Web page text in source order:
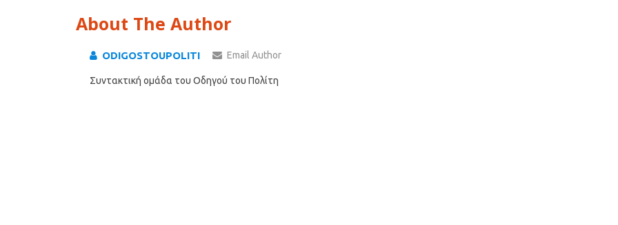
About The Author
ODIGOSTOUPOLITI Email Author
Συντακτική ομάδα του Οδηγού του Πολίτη